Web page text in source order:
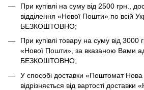
При купівлі на суму від 2500 грн.,
відділення «Нової Пошти» по всій
БЕЗКОШТОВНО;
При купівлі товару на суму від 3000
«Нової Пошти», за вказаною Вами
БЕЗКОШТОВНО;
У способі доставки «Поштомат
відрізняється від вартості